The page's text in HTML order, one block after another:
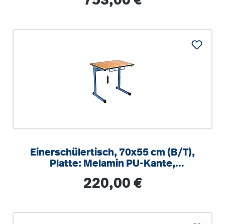
Einerschülertisch, 70x55 cm (B/T),
Platte: Melamin PU-Kante,
Regulärer Preis:
220,00 €